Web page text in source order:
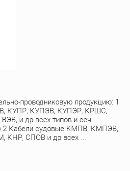
проводниковую продукцию: 1
КУПР, КУПЭВ, КУПЭР, КРШС,
и др всех типов и сеч
2 Кабели судовые КМПВ, КМПЭВ,
СПОВ и др всех ...